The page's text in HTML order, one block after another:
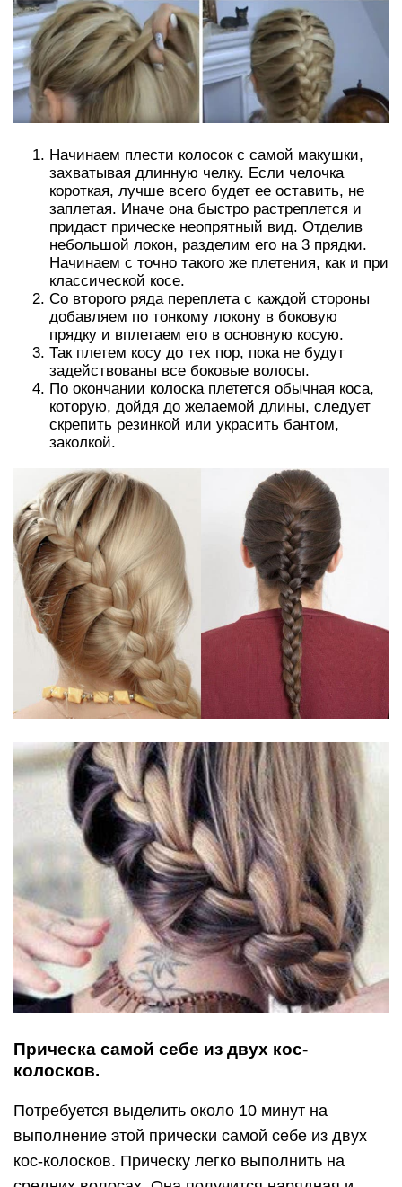
Начинаем плести колосок с самой макушки,
захватывая длинную челку. Если челочка
короткая, лучше всего будет ее оставить, не
заплетая. Иначе она быстро растреплется и
придаст прическе неопрятный вид. Отделив
небольшой локон, разделим его на 3 прядки.
Начинаем с точно такого же плетения, как и при
классической косе.
Со второго ряда переплета с каждой стороны
добавляем по тонкому локону в боковую
прядку и вплетаем его в основную косую.
Так плетем косу до тех пор, пока не будут
задействованы все боковые волосы.
По окончании колоска плетется обычная коса,
которую, дойдя до желаемой длины, следует
скрепить резинкой или украсить бантом,
заколкой.
Прическа самой себе из двух кос-
колосков.
Потребуется выделить около 10 минут на
выполнение этой прически самой себе из двух
кос-колосков. Прическу легко выполнить на